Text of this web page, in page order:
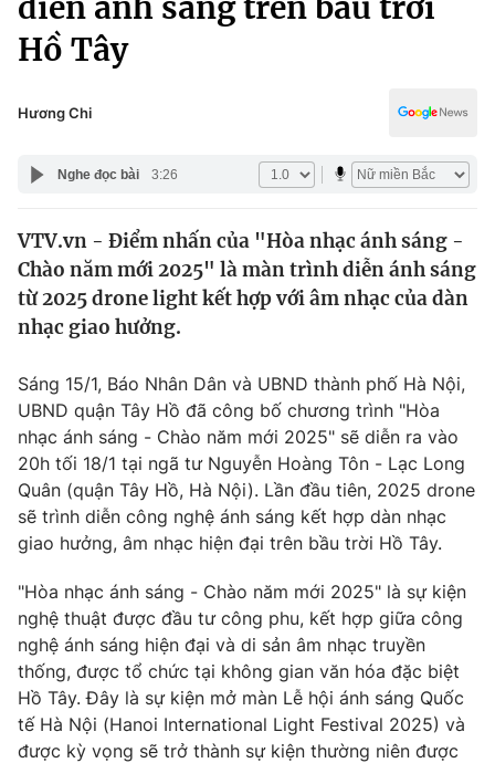
Xã hội
Tin tức
Thế giới đó đây
Câu chuyện quốc tế
Kinh tế
Tài chính
Góc doanh nghiệp
Dữ liệu và đời sống
Truyền hình
Phim VTV
Hậu trường
Nhân vật
Giải sao mai
Giải trí
Điện ảnh
Âm nhạc
Sao
Đời sống
Làm đẹp
Chất lượng cuộc sống
Giáo dục
Tuyển sinh
Học trực tuyến
Công nghệ
Hitech Công nghệ tương lai
Sản phẩm
Giao lưu trực tuyến
Đời sống
Giáo dục
Hồ Tây
Hương Chi
Nghe đọc bài 3:26
VTV.vn - Điểm nhấn của "Hòa nhạc ánh sáng -
Chào năm mới 2025" là màn trình diễn ánh sáng
từ 2025 drone light kết hợp với âm nhạc của dàn
nhạc giao hưởng.
Sáng 15/1, Báo Nhân Dân và UBND thành phố Hà Nội,
UBND quận Tây Hồ đã công bố chương trình "Hòa
nhạc ánh sáng - Chào năm mới 2025" sẽ diễn ra vào
20h tối 18/1 tại ngã tư Nguyễn Hoàng Tôn - Lạc Long
Quân (quận Tây Hồ, Hà Nội). Lần đầu tiên, 2025 drone
sẽ trình diễn công nghệ ánh sáng kết hợp dàn nhạc
giao hưởng, âm nhạc hiện đại trên bầu trời Hồ Tây.
"Hòa nhạc ánh sáng - Chào năm mới 2025" là sự kiện
nghệ thuật được đầu tư công phu, kết hợp giữa công
nghệ ánh sáng hiện đại và di sản âm nhạc truyền
thống, được tổ chức tại không gian văn hóa đặc biệt
Hồ Tây. Đây là sự kiện mở màn Lễ hội ánh sáng Quốc
tế Hà Nội (Hanoi International Light Festival 2025) và
được kỳ vọng sẽ trở thành sự kiện thường niên được